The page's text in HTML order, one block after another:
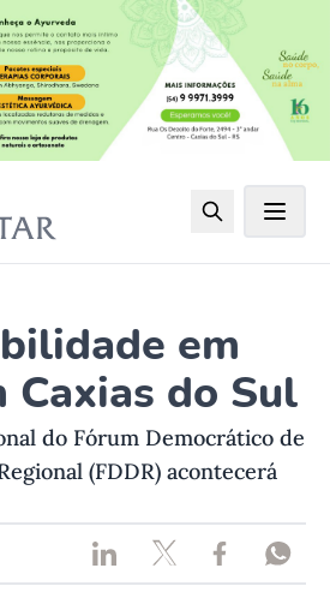
em
Caxias do Sul
do Fórum Democrático de
(FDDR) acontecerá